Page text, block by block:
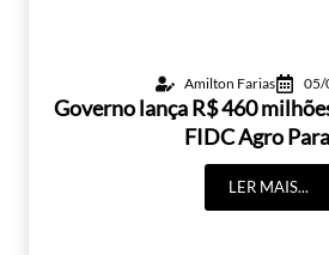
Amilton Farias 05/
Governo lança R$ 460
FIDC Agro
LER MAIS...